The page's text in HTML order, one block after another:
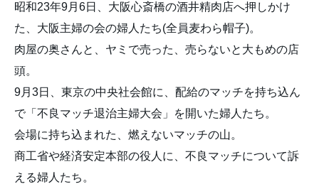
昭和23年9月6日、大阪心斎橋の酒井精肉店へ押しかけ
た、大阪主婦の会の婦人たち(全員麦わら帽子)。
肉屋の奥さんと、ヤミで売った、売らないと大もめの店
頭。
9月3日、東京の中央社会館に、配給のマッチを持ち込ん
で「不良マッチ退治主婦大会」を開いた婦人たち。
会場に持ち込まれた、燃えないマッチの山。
商工省や経済安定本部の役人に、不良マッチについて訴
える婦人たち。